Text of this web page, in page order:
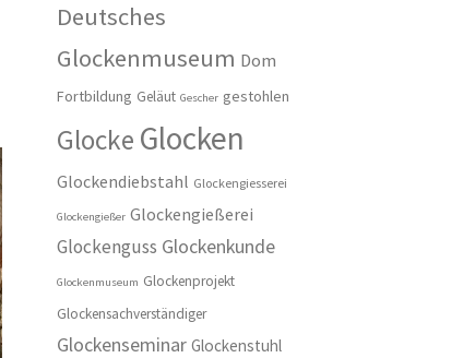
Deutsches
Glockenmuseum Dom
Fortbildung Geläut Gescher gestohlen
Glocke Glocken
Glockendiebstahl Glockengiesserei
Glockengießer Glockengießerei
Glockenguss Glockenkunde
Glockenmuseum Glockenprojekt
Glockensachverständiger
Glockenseminar Glockenstuhl